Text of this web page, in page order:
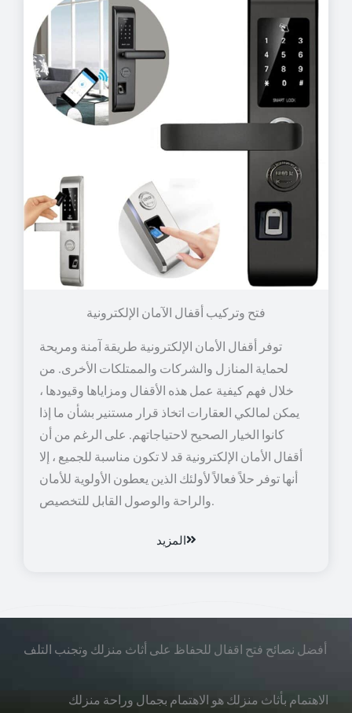
توفر أقفال الأمان الإلكترونية طريقة آمنة ومريحة
لحماية المنازل والشركات والممتلكات الأخرى. من
خلال فهم كيفية عمل هذه الأقفال ومزاياها وقيودها ،
يمكن لمالكي العقارات اتخاذ قرار مستنير بشأن ما إذا
كانوا الخيار الصحيح لاحتياجاتهم. على الرغم من أن
أقفال الأمان الإلكترونية قد لا تكون مناسبة للجميع ، إلا
أنها توفر حلاً فعالاً لأولئك الذين يعطون الأولوية للأمان
والراحة والوصول القابل للتخصيص.
المزيد
أفضل نصائح فتح اقفال للحفاظ على أثاث منزلك وتجنب التلف
الاهتمام بأثاث منزلك هو الاهتمام بجمال وراحة منزلك